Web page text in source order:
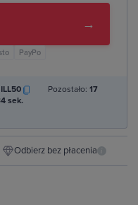
→
PayPo
Pozostało: 17
sek.
Odbierz bez płacenia i